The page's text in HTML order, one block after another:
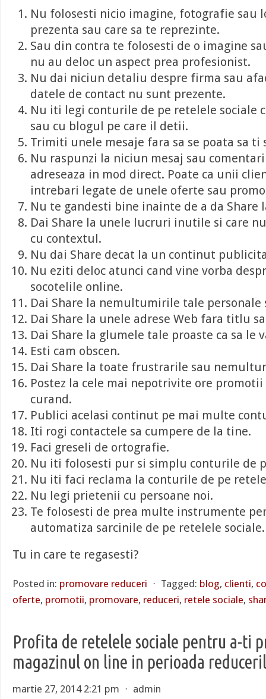
Nu folosesti nicio imagine, fotografie sau
prezenta sau care sa te reprezinte.
Sau din contra te folosesti de o imagine
nu au deloc un aspect prea profesionist.
Nu dai niciun detaliu despre firma sau
datele de contact nu sunt prezente.
Nu iti legi conturile de pe retelele sociale
sau cu blogul pe care il detii.
Trimiti unele mesaje fara sa se poata sa ti
Nu raspunzi la niciun mesaj sau
adreseaza in mod direct. Poate ca unii
intrebari legate de unele oferte sau
Nu te gandesti bine inainte de a da
Dai Share la unele lucruri inutile si care
cu contextul.
Nu dai Share decat la un continut
Nu eziti deloc atunci cand vine vorba
socotelile online.
Dai Share la nemultumirile tale personale
Dai Share la unele adrese Web fara titlu
Dai Share la glumele tale proaste ca sa le
Esti cam obscen.
Dai Share la toate frustrarile sau
Postez la cele mai nepotrivite ore
curand.
Publici acelasi continut pe mai multe
Iti rogi contactele sa cumpere de la tine.
Faci greseli de ortografie.
Nu iti folosesti pur si simplu conturile de
Nu iti faci reclama la conturile de pe
Nu legi prietenii cu persoane noi.
Te folosesti de prea multe instrumente
automatiza sarcinile de pe retelele sociale.
Tu in care te regasesti?
Posted in: promovare reduceri ⋅ Tagged: blog, clienti,
oferte, promotii, promovare, reduceri, retele sociale,
Profita de retelele sociale pentru a-ti
magazinul on line in perioada
martie 27, 2014 2:21 pm ⋅ admin